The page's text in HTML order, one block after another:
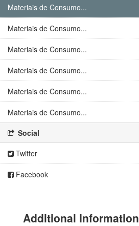
Materiais de Consumo...
Materiais de Consumo...
Materiais de Consumo...
Materiais de Consumo...
Materiais de Consumo...
Materiais de Consumo...
Social
Twitter
Facebook
Additional Information